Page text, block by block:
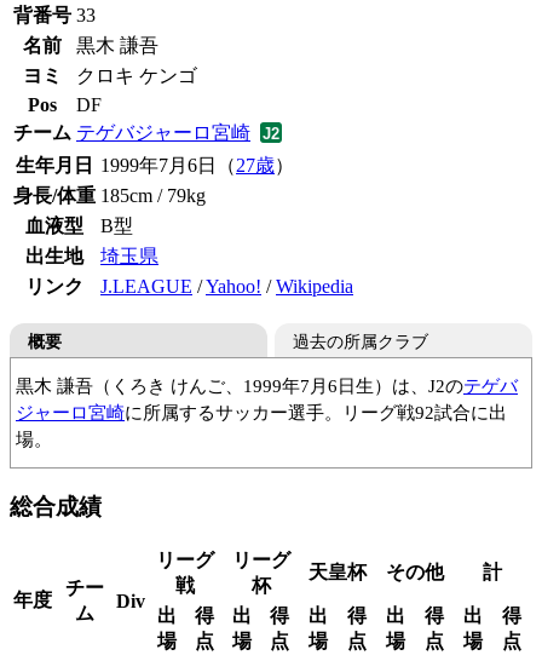
背番号 33
名前
黒木 謙吾
ヨミ
クロキ ケンゴ
Pos
DF
チーム テゲバジャーロ宮崎
生年月日
1999年7月6日（27歳）
身長/体重 185cm / 79kg
血液型
B型
出生地
埼玉県
リンク
J.LEAGUE /Yahoo! /Wikipedia
概要
黒木 謙吾（くろき けんご、1999年7月6日生）は、J2のテゲバ
ジャーロ宮崎に所属するサッカー選手。リーグ戦92試合に出
場。
過去の所属クラブ
FC大阪
ツエーゲン金沢
総合成績
年度
チー
ム
Div
リーグ
戦
リーグ
杯
天皇杯 その他 計
出
場
得
点
出
場
得
点
出
場
得
点
出
場
得
点
出
場
得
点